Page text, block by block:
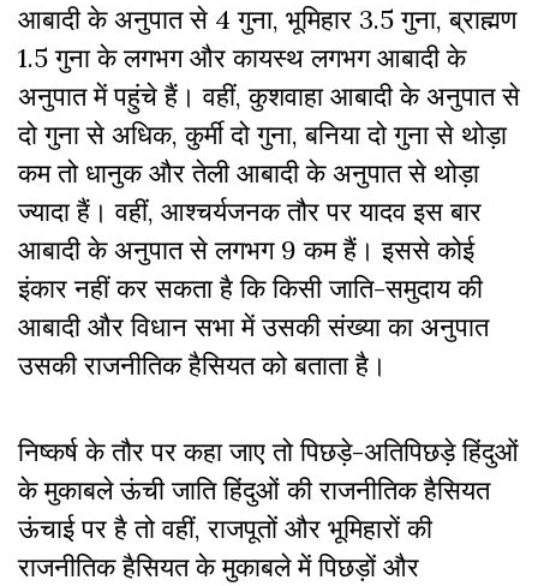
आबादी के अनुपात से 4 गुना, भूमिहार 3.5 गुना, ब्राह्मण
1.5 गुना के लगभग और कायस्थ लगभग आबादी के
अनुपात में पहुंचे हैं। वहीं, कुशवाहा आबादी के अनुपात से
दो गुना से अधिक, कुर्मी दो गुना, बनिया दो गुना से थोड़ा
कम तो धानुक और तेली आबादी के अनुपात से थोड़ा
ज्यादा हैं। वहीं, आश्चर्यजनक तौर पर यादव इस बार
आबादी के अनुपात से लगभग 9 कम हैं। इससे कोई
इंकार नहीं कर सकता है कि किसी जाति-समुदाय की
आबादी और विधान सभा में उसकी संख्या का अनुपात
उसकी राजनीतिक हैसियत को बताता है।
निष्कर्ष के तौर पर कहा जाए तो पिछड़े-अतिपिछड़े हिंदुओं
के मुकाबले ऊंची जाति हिंदुओं की राजनीतिक हैसियत
ऊंचाई पर है तो वहीं, राजपूतों और भूमिहारों की
राजनीतिक हैसियत के मुकाबले में पिछड़ों और